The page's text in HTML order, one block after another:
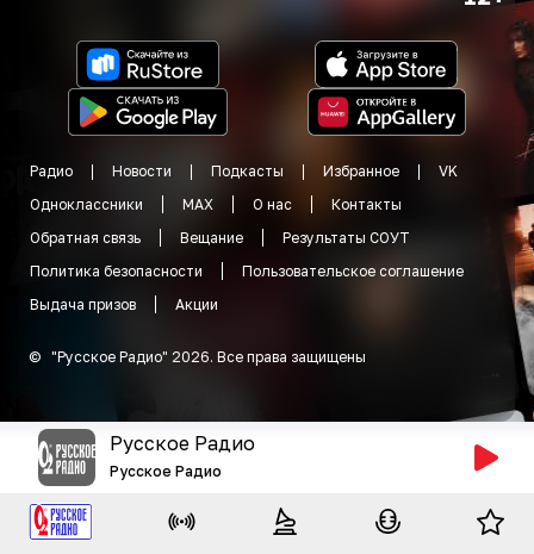
Радио Новости Подкасты Избранное
VK
Одноклассники
MAX О нас
Контакты
Обратная связь
Вещание
Результаты СОУТ
Политика безопасности
Пользовательское соглашение
Выдача призов
Акции
© "Русское Радио" 2026. Все права защищены
Русское Радио
Русское Радио